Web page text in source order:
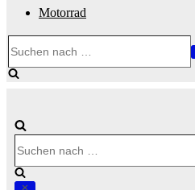
Motorrad
nach …
nach …